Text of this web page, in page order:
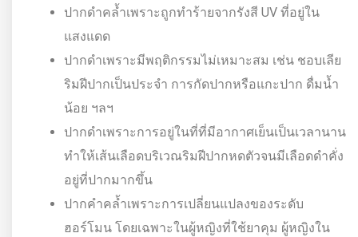
ปากดำคล้ำเพราะถูกทำร้ายจากรังสี UV ที่อยู่ใน
แสงแดด
ปากดำเพราะมีพฤติกรรมไม่เหมาะสม เช่น ชอบเลีย
ริมฝีปากเป็นประจำ การกัดปากหรือแกะปาก ดื่มน้ำ
น้อย ฯลฯ
ปากดำเพราะการอยู่ในที่ที่มีอากาศเย็นเป็นเวลานาน
ทำให้เส้นเลือดบริเวณริมฝีปากหดตัวจนมีเลือดดำคั่ง
อยู่ที่ปากมากขึ้น
ปากคำคล้ำเพราะการเปลี่ยนแปลงของระดับ
ฮอร์โมน โดยเฉพาะในผู้หญิงที่ใช้ยาคุม ผู้หญิงใน